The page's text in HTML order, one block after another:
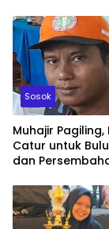
Sosok
Muhajir Pagiling,
Catur untuk
dan
Mappasomba